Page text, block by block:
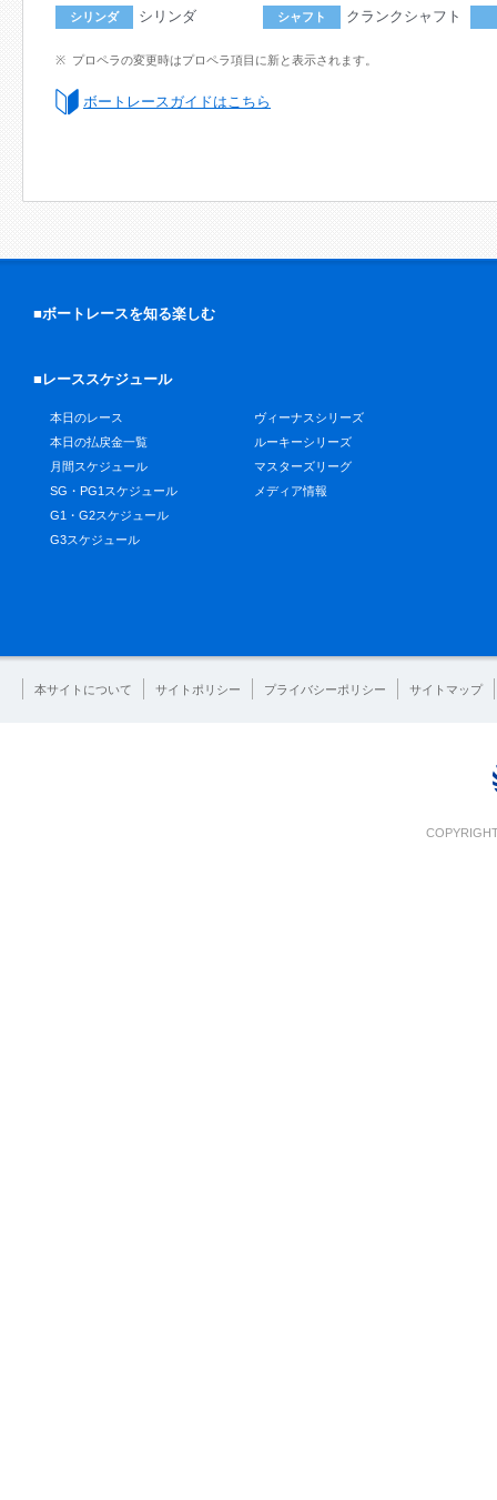
シリンダ シリンダ シャフト クランクシャフト
プロペラの変更時はプロペラ項目に新と表示されます。
ボートレースガイドはこちら
■ボートレースを知る楽しむ
■レーススケジュール
本日のレース
本日の払戻金一覧
月間スケジュール
SG・PG1スケジュール
G1・G2スケジュール
G3スケジュール
ヴィーナスシリーズ
ルーキーシリーズ
マスターズリーグ
メディア情報
本サイトについて サイトポリシー プライバシーポリシー サイトマップ